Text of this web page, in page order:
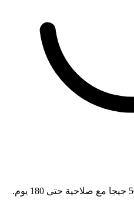
خيارات بيانات من 500 ميجا إلى 50 جيجا مع صلاحية حتى 180 يوم.